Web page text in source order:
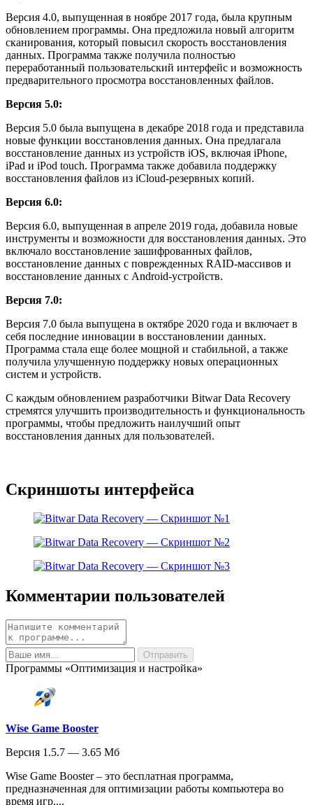
Версия 4.0, выпущенная в ноябре 2017 года, была крупным
обновлением программы. Она предложила новый алгоритм
сканирования, который повысил скорость восстановления
данных. Программа также получила полностью
переработанный пользовательский интерфейс и возможность
предварительного просмотра восстановленных файлов.
Версия 5.0:
Версия 5.0 была выпущена в декабре 2018 года и представила
новые функции восстановления данных. Она предлагала
восстановление данных из устройств iOS, включая iPhone,
iPad и iPod touch. Программа также добавила поддержку
восстановления файлов из iCloud-резервных копий.
Версия 6.0:
Версия 6.0, выпущенная в апреле 2019 года, добавила новые
инструменты и возможности для восстановления данных. Это
включало восстановление зашифрованных файлов,
восстановление данных с поврежденных RAID-массивов и
восстановление данных с Android-устройств.
Версия 7.0:
Версия 7.0 была выпущена в октябре 2020 года и включает в
себя последние инновации в восстановлении данных.
Программа стала еще более мощной и стабильной, а также
получила улучшенную поддержку новых операционных
систем и устройств.
С каждым обновлением разработчики Bitwar Data Recovery
стремятся улучшить производительность и функциональность
программы, чтобы предложить наилучший опыт
восстановления данных для пользователей.
Скриншоты интерфейса
Комментарии пользователей
Программы «Оптимизация и настройка»
Wise Game Booster
Версия 1.5.7 — 3.65 Мб
Wise Game Booster – это бесплатная программа,
предназначенная для оптимизации работы компьютера во
время игр....